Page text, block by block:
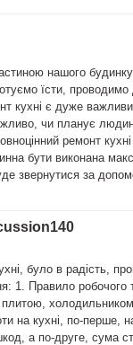
нашого
їсти,
кухні є дуже
чи планує
ремонт
бути виконана
звернутися за
було в радість,
1. Правило робочого
плитою,
на кухні, по-перше,
а по-друге, сума